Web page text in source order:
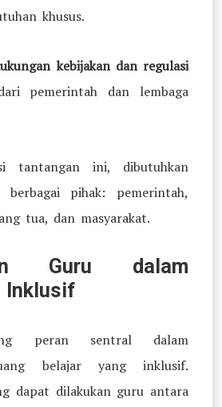
khusus.
kebijakan dan regulasi
pemerintah dan lembaga
tantangan ini, dibutuhkan
pihak: pemerintah,
tua, dan masyarakat.
Guru dalam
Inklusif
peran sentral dalam
belajar yang inklusif.
dapat dilakukan guru antara